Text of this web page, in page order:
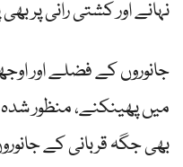
نہانے اور کشتی رانی پر
جانوروں کے فضلے اور
میں پھینکنے، منظور
بھی جگہ قربانی کے